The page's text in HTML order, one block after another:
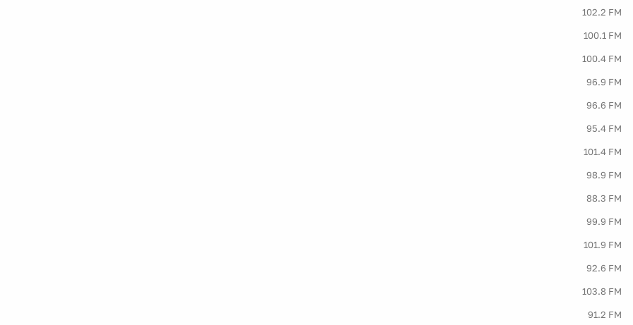
102.2 FM
100.1 FM
100.4 FM
96.9 FM
96.6 FM
95.4 FM
101.4 FM
98.9 FM
88.3 FM
99.9 FM
101.9 FM
92.6 FM
103.8 FM
91.2 FM